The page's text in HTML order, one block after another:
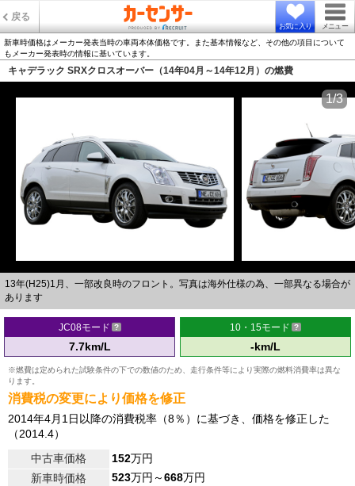
戻る
お気に入り メニュー
新車時価格はメーカー発表当時の車両本体価格です。また基本情報など、その他の項目について
もメーカー発表時の情報に基いています。
キャデラック SRXクロスオーバー（14年04月～14年12月）の燃費
13年(H25)1月、一部改良時のフロント。写真は海外仕様の為、一部異なる場合が
あります
1/3
JC08モード
7.7km/L
10・15モード
-km/L
※燃費は定められた試験条件の下での数値のため、走行条件等により実際の燃料消費率は異な
ります。
消費税の変更により価格を修正
2014年4月1日以降の消費税率（8％）に基づき、価格を修正した
（2014.4）
中古車価格
152万円
新車時価格
523万円～668万円